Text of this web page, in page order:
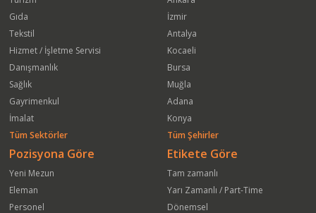
Gıda
Tekstil
Hizmet / İşletme Servisi
Danışmanlık
Sağlık
Gayrimenkul
İmalat
Tüm Sektörler
İzmir
Antalya
Kocaeli
Bursa
Muğla
Adana
Konya
Tüm Şehirler
Pozisyona Göre
Yeni Mezun
Eleman
Personel
Etikete Göre
Tam zamanlı
Yarı Zamanlı / Part-Time
Dönemsel